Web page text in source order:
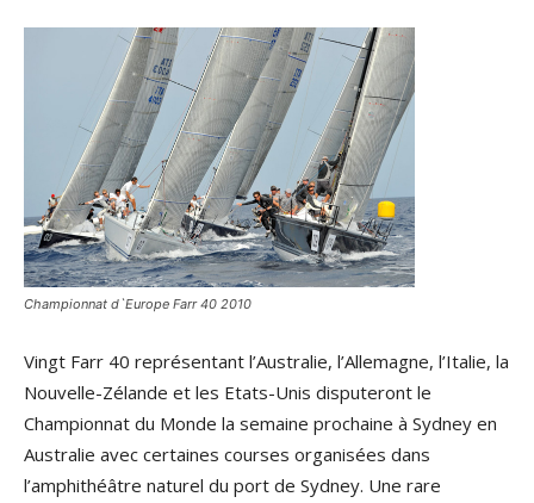
Championnat d`Europe Farr 40 2010
Vingt Farr 40 représentant l’Australie, l’Allemagne, l’Italie, la
Nouvelle-Zélande et les Etats-Unis disputeront le
Championnat du Monde la semaine prochaine à Sydney en
Australie avec certaines courses organisées dans
l’amphithéâtre naturel du port de Sydney. Une rare